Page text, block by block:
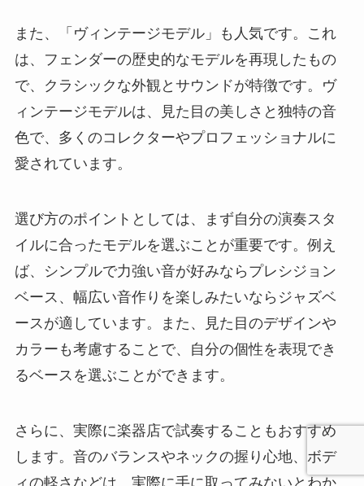
また、「ヴィンテージモデル」も人気です。これ
は、フェンダーの歴史的なモデルを再現したもの
で、クラシックな外観とサウンドが特徴です。ヴ
ィンテージモデルは、見た目の美しさと独特の音
色で、多くのコレクターやプロフェッショナルに
愛されています。
選び方のポイントとしては、まず自分の演奏スタ
イルに合ったモデルを選ぶことが重要です。例え
ば、シンプルで力強い音が好みならプレシジョン
ベース、幅広い音作りを楽しみたいならジャズベ
ースが適しています。また、見た目のデザインや
カラーも考慮することで、自分の個性を表現でき
るベースを選ぶことができます。
さらに、実際に楽器店で試奏することもおすすめ
します。音のバランスやネックの握り心地、ボデ